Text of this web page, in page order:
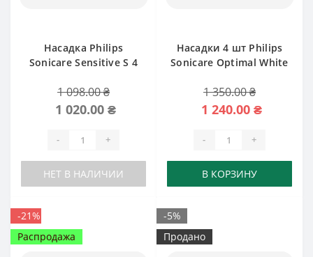
Насадка Philips
Sonicare Sensitive S 4
1 098.00 ₴
1 020.00 ₴
- +
НЕТ В НАЛИЧИИ
Насадки 4 шт Philips
Sonicare Optimal White
1 350.00 ₴
1 240.00 ₴
- +
В КОРЗИНУ
-21%
Распродажа
-5%
Продано